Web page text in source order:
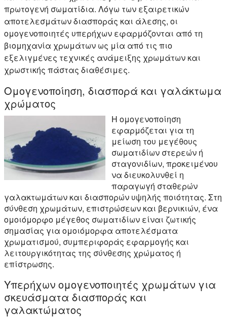
πρωτογενή σωματίδια. Λόγω των εξαιρετικών
αποτελεσμάτων διασποράς και άλεσης, οι
ομογενοποιητές υπερήχων εφαρμόζονται από τη
βιομηχανία χρωμάτων ως μία από τις πιο
εξελιγμένες τεχνικές ανάμειξης χρωμάτων και
χρωστικής πάστας διαθέσιμες.
Ομογενοποίηση, διασπορά και γαλάκτωμα
χρώματος
Η ομογενοποίηση
εφαρμόζεται για τη
μείωση του μεγέθους
σωματιδίων στερεών ή
σταγονιδίων, προκειμένου
να διευκολυνθεί η
παραγωγή σταθερών
γαλακτωμάτων και διασπορών υψηλής ποιότητας. Στη
σύνθεση χρωμάτων, επιστρώσεων και βερνικιών, ένα
ομοιόμορφο μέγεθος σωματιδίων είναι ζωτικής
σημασίας για ομοιόμορφα αποτελέσματα
χρωματισμού, συμπεριφοράς εφαρμογής και
λειτουργικότητας της σύνθεσης χρώματος ή
επίστρωσης.
Υπερήχων ομογενοποιητές χρωμάτων για
σκευάσματα διασποράς και
γαλακτώματος